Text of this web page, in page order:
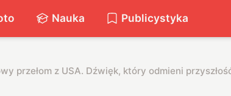
Nauka Publicystyka
przełom z USA. Dźwięk, który odmieni